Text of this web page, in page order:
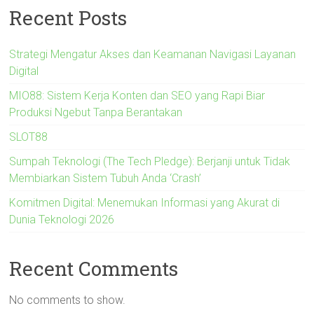
Recent Posts
Strategi Mengatur Akses dan Keamanan Navigasi Layanan
Digital
MIO88: Sistem Kerja Konten dan SEO yang Rapi Biar
Produksi Ngebut Tanpa Berantakan
SLOT88
Sumpah Teknologi (The Tech Pledge): Berjanji untuk Tidak
Membiarkan Sistem Tubuh Anda ‘Crash’
Komitmen Digital: Menemukan Informasi yang Akurat di
Dunia Teknologi 2026
Recent Comments
No comments to show.